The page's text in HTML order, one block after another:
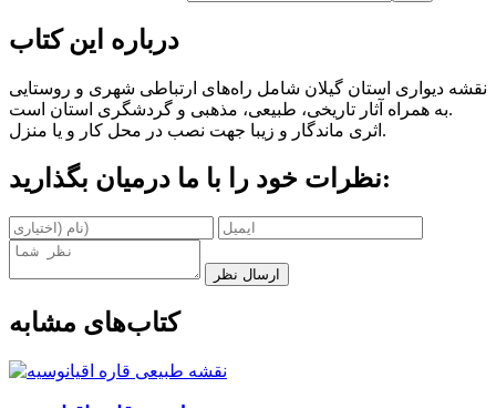
درباره این کتاب
نقشه دیواری استان گیلان شامل راه‌های ارتباطی شهری و روستایی
به همراه آثار تاریخی، طبیعی، مذهبی و گردشگری استان است.
اثری ماندگار و زیبا جهت نصب در محل کار و یا منزل.
نظرات خود را با ما درمیان بگذارید:
ارسال نظر
کتاب‌های مشابه